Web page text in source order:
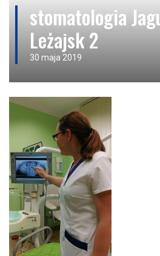
stomatologia
Leżajsk 2
30 maja 2019